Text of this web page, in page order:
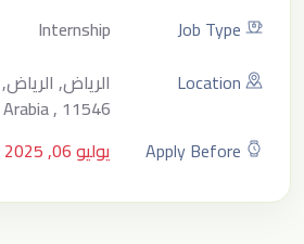
Job Type
Internship
Location
Arabia , 11546
Apply Before
يوليو 06, 2025